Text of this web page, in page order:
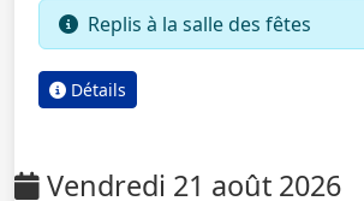
Replis à la salle des fêtes
Détails
Vendredi 21 août 2026